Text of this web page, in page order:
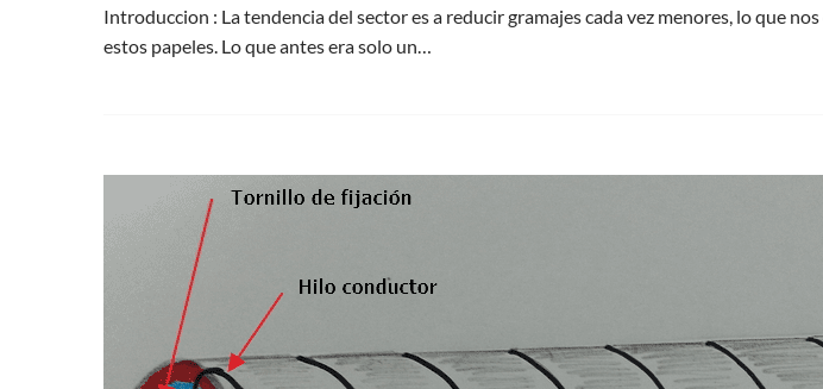
Introduccion : La tendencia del sector es a reducir gramajes cada vez menores, lo que
estos papeles. Lo que antes era solo un…